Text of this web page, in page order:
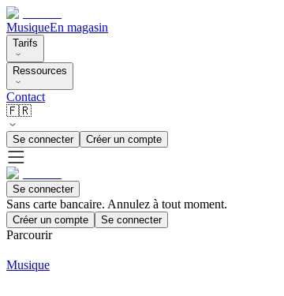
MusiqueEn magasin
Tarifs
Ressources
Contact
🇫🇷
Se connecter Créer un compte
Se connecter
Sans carte bancaire. Annulez à tout moment.
Créer un compte Se connecter
Parcourir
Musique